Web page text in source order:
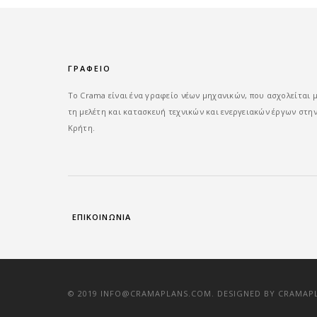
ΓΡΑΦΕΙΟ
Tο Crama είναι ένα γραφείο νέων μηχανικών, που ασχολείται
τη μελέτη και κατασκευή τεχνικών και ενεργειακών έργων στην
Κρήτη.
ΕΠΙΚΟΙΝΩΝΙΑ
© 2019 INFO@CRAMAPLANS.COM. DESIGNED BY